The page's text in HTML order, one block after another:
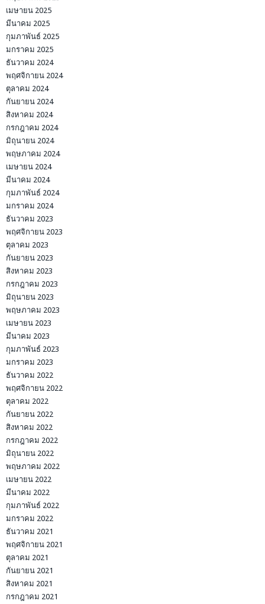
เมษายน 2025
มีนาคม 2025
กุมภาพันธ์ 2025
มกราคม 2025
ธันวาคม 2024
พฤศจิกายน 2024
ตุลาคม 2024
กันยายน 2024
สิงหาคม 2024
กรกฎาคม 2024
มิถุนายน 2024
พฤษภาคม 2024
เมษายน 2024
มีนาคม 2024
กุมภาพันธ์ 2024
มกราคม 2024
ธันวาคม 2023
พฤศจิกายน 2023
ตุลาคม 2023
กันยายน 2023
สิงหาคม 2023
กรกฎาคม 2023
มิถุนายน 2023
พฤษภาคม 2023
เมษายน 2023
มีนาคม 2023
กุมภาพันธ์ 2023
มกราคม 2023
ธันวาคม 2022
พฤศจิกายน 2022
ตุลาคม 2022
กันยายน 2022
สิงหาคม 2022
กรกฎาคม 2022
มิถุนายน 2022
พฤษภาคม 2022
เมษายน 2022
มีนาคม 2022
กุมภาพันธ์ 2022
มกราคม 2022
ธันวาคม 2021
พฤศจิกายน 2021
ตุลาคม 2021
กันยายน 2021
สิงหาคม 2021
กรกฎาคม 2021